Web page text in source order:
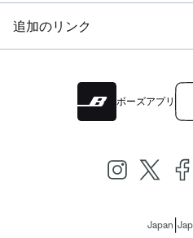
追加のリンク
ボーズアプリ
Japan